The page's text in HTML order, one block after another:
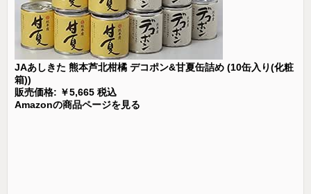
JAあしきた 熊本芦北柑橘 デコポン&甘夏缶詰め (10缶入り(化粧
箱))
販売価格: ￥5,665 税込
Amazonの商品ページを見る